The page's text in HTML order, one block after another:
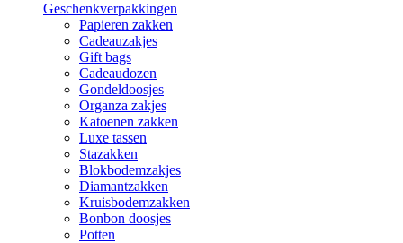
Geschenkverpakkingen
Papieren zakken
Cadeauzakjes
Gift bags
Cadeaudozen
Gondeldoosjes
Organza zakjes
Katoenen zakken
Luxe tassen
Stazakken
Blokbodemzakjes
Diamantzakken
Kruisbodemzakken
Bonbon doosjes
Potten